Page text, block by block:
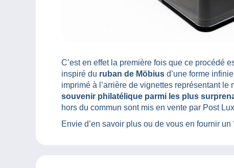
C’est en effet la première fois que ce procédé
inspiré du ruban de Möbius d’une forme
imprimé à l’arrière de vignettes représentant
souvenir philatélique parmi les plus
hors du commun sont mis en vente par Post
Envie d’en savoir plus ou de vous en fournir